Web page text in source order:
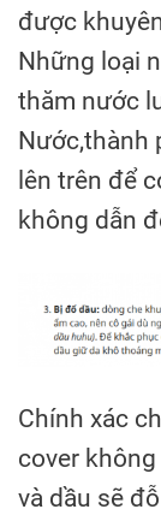
được
Những loại
thăm nước
Nước,thành
lên trên để
không dẫn
Chính xác
cover
và dầu sẽ